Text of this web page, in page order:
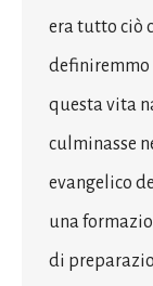
era tutto ciò
definiremmo
questa vita
culminasse
evangelico
una
di